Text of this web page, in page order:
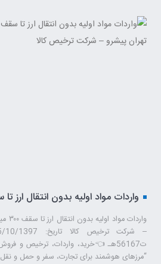
ت56167هـ 👈خرید، واردات، ترخیص و
“مرزهای هوشمند برای تجارت، سفر و حمل ‌و